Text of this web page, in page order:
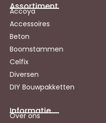
Assortiment
Accoya
Accessoires
Beton
Boomstammen
Celfix
Diversen
DIY Bouwpakketten
Informatie
Over ons